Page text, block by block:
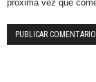
próxima vez que